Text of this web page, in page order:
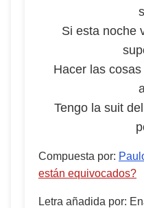
Si esta noche
Hacer las
Tengo la suit
Compuesta por:
están equivocados?
Letra añadida por: